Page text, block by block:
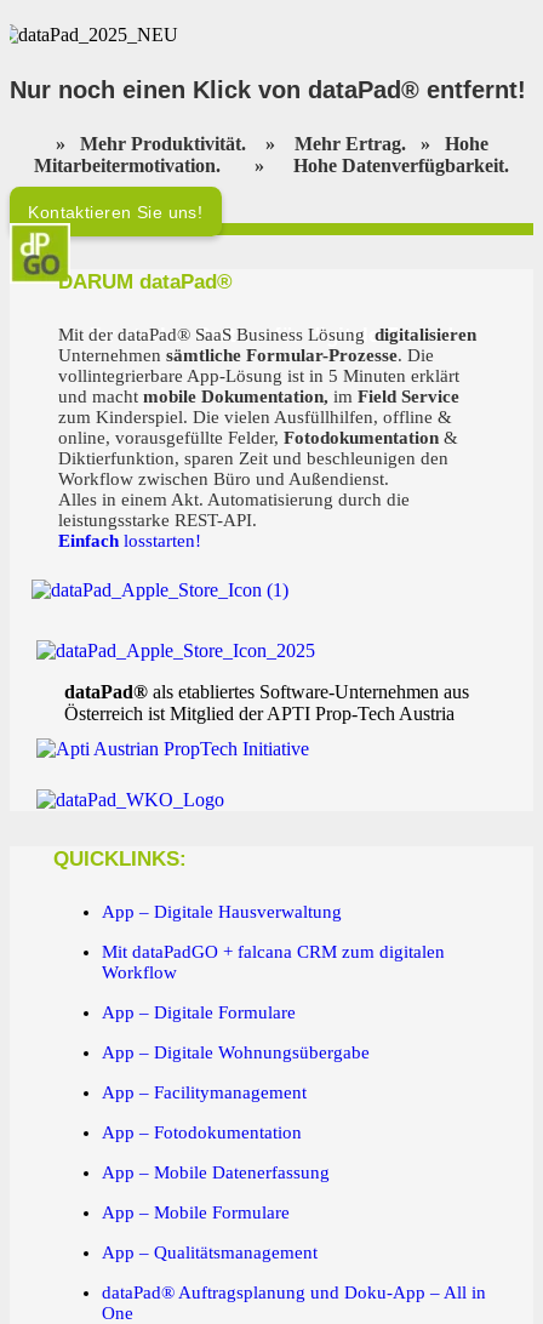
Nur noch einen Klick von dataPad® entfernt!
» Mehr Produktivität. » Mehr Ertrag. »
Hohe
Mitarbeitermotivation. » Hohe Datenverfügbarkeit.
Kontaktieren Sie uns!
Ihr starker Partner für digitale Teams!
DARUM dataPad®
Mit der dataPad® SaaS Business Lösungdigitalisieren
Unternehmensämtliche Formular-Prozesse. Die
vollintegrierbare App-Lösung ist in 5 Minuten erklärt
und machtmobile Dokumentation, imField Service
zum Kinderspiel. Die vielen Ausfüllhilfen, offline &
online, vorausgefüllte Felder,Fotodokumentation &
Diktierfunktion, sparen Zeit und beschleunigen den
Workflow zwischen Büro und Außendienst.
Alles in einem Akt. Automatisierung durch die
leistungsstarke REST-API.
Einfach losstarten!
dataPad® als etabliertes Software-Unternehmen aus
Österreich ist Mitglied der APTI Prop-Tech Austria
QUICKLINKS:
App – Digitale Hausverwaltung
Mit dataPadGO + falcana CRM zum digitalen
Workflow
App – Digitale Formulare
App – Digitale Wohnungsübergabe
App – Facilitymanagement
App – Fotodokumentation
App – Mobile Datenerfassung
App – Mobile Formulare
App – Qualitätsmanagement
dataPad® Auftragsplanung und Doku-App – All in
One